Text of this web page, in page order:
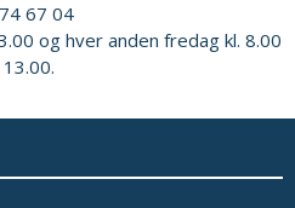
67 04
og hver anden fredag kl. 8.00